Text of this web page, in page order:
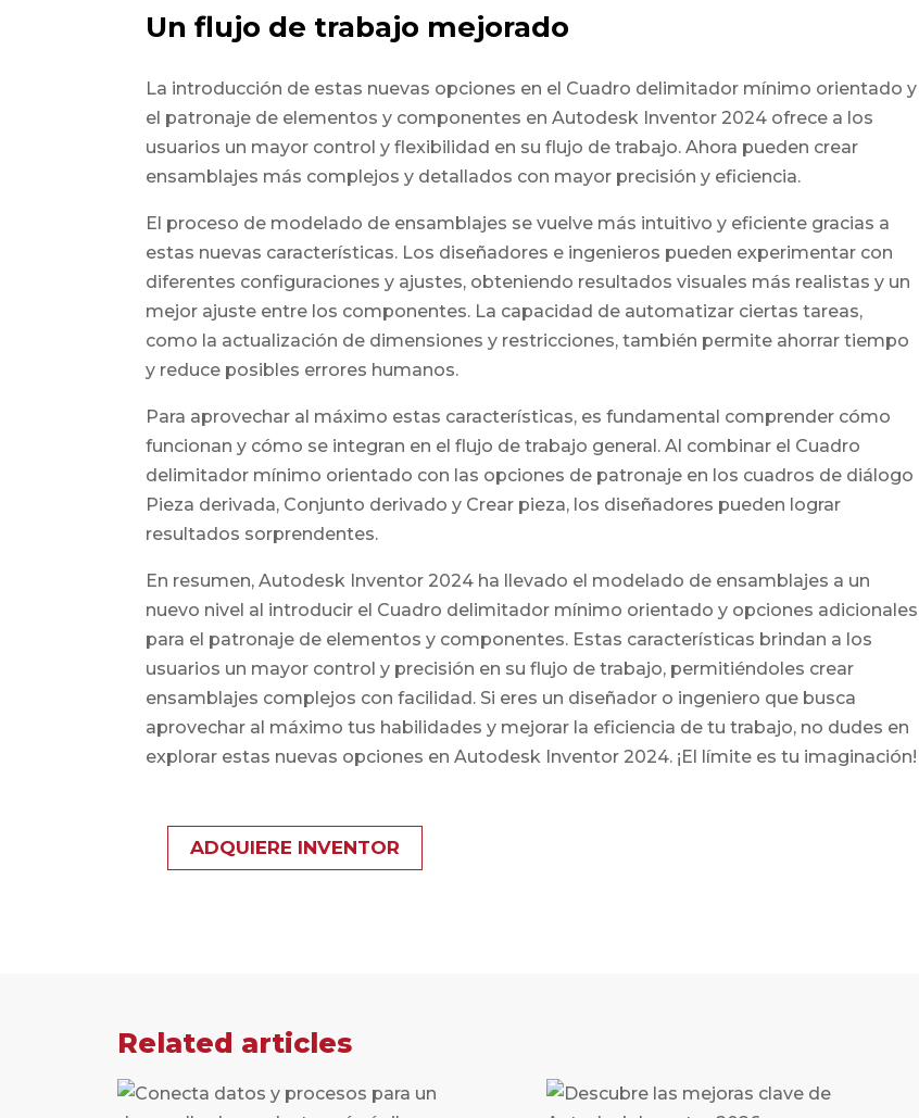
Un flujo de trabajo mejorado
La introducción de estas nuevas opciones en el Cuadro delimitador mínimo orientado y
el patronaje de elementos y componentes en Autodesk Inventor 2024 ofrece a los
usuarios un mayor control y flexibilidad en su flujo de trabajo. Ahora pueden crear
ensamblajes más complejos y detallados con mayor precisión y eficiencia.
El proceso de modelado de ensamblajes se vuelve más intuitivo y eficiente gracias a
estas nuevas características. Los diseñadores e ingenieros pueden experimentar con
diferentes configuraciones y ajustes, obteniendo resultados visuales más realistas y un
mejor ajuste entre los componentes. La capacidad de automatizar ciertas tareas,
como la actualización de dimensiones y restricciones, también permite ahorrar tiempo
y reduce posibles errores humanos.
Para aprovechar al máximo estas características, es fundamental comprender cómo
funcionan y cómo se integran en el flujo de trabajo general. Al combinar el Cuadro
delimitador mínimo orientado con las opciones de patronaje en los cuadros de diálogo
Pieza derivada, Conjunto derivado y Crear pieza, los diseñadores pueden lograr
resultados sorprendentes.
En resumen, Autodesk Inventor 2024 ha llevado el modelado de ensamblajes a un
nuevo nivel al introducir el Cuadro delimitador mínimo orientado y opciones adicionales
para el patronaje de elementos y componentes. Estas características brindan a los
usuarios un mayor control y precisión en su flujo de trabajo, permitiéndoles crear
ensamblajes complejos con facilidad. Si eres un diseñador o ingeniero que busca
aprovechar al máximo tus habilidades y mejorar la eficiencia de tu trabajo, no dudes en
explorar estas nuevas opciones en Autodesk Inventor 2024. ¡El límite es tu imaginación!
ADQUIERE INVENTOR
Related articles